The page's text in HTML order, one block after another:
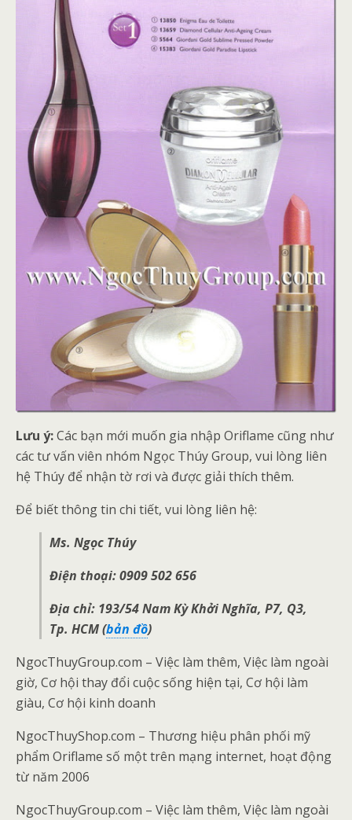
Lưu ý:Các bạn mới muốn gia nhập Oriflame cũng như
các tư vấn viên nhóm Ngọc Thúy Group, vui lòng liên
hệ Thúy để nhận tờ rơi và được giải thích thêm.
Để biết thông tin chi tiết, vui lòng liên hệ:
Ms. Ngọc Thúy
Điện thoại: 0909 502 656
Địa chỉ: 193/54 Nam Kỳ Khởi Nghĩa, P7, Q3,
Tp. HCM (bản đồ)
NgocThuyGroup.com – Việc làm thêm, Việc làm ngoài
giờ, Cơ hội thay đổi cuộc sống hiện tại, Cơ hội làm
giàu, Cơ hội kinh doanh
NgocThuyShop.com – Thương hiệu phân phối mỹ
phẩm Oriflame số một trên mạng internet, hoạt động
từ năm 2006
NgocThuyGroup.com – Việc làm thêm, Việc làm ngoài